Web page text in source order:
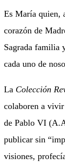
Es María quien,
corazón de
Sagrada familia
cada uno de
La Colección
colaboren a vivir
de Pablo VI
publicar sin
visiones,